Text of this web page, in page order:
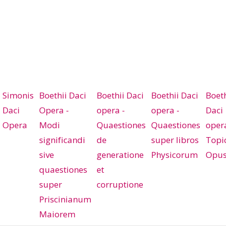
Simonis
Daci
Opera
Boethii Daci
Opera -
Modi
significandi
sive
quaestiones
super
Priscinianum
Maiorem
Boethii Daci
opera -
Quaestiones
de
generatione
et
corruptione
Boethii Daci
opera -
Quaestiones
super libros
Physicorum
Daci